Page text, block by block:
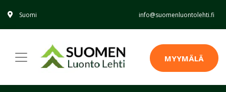
Suomi info@suomenluontolehti.fi
MYYMÄLÄ